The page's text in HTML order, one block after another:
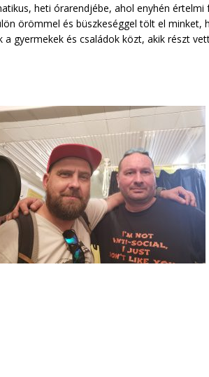
heti órarendjébe, ahol enyhén
örömmel és büszkeséggel tölt el
gyermekek és családok közt, akik részt